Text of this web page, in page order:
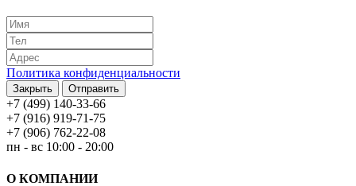
Политика конфиденциальности
Закрыть Отправить
+7 (499) 140-33-66
+7 (916) 919-71-75
+7 (906) 762-22-08
пн - вс 10:00 - 20:00
О КОМПАНИИ